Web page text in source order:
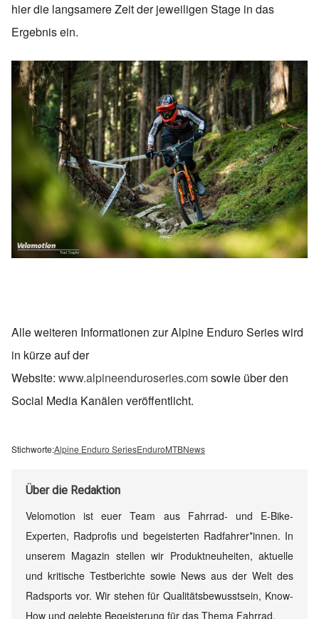
hier die langsamere Zeit der jeweiligen Stage in das
Ergebnis ein.
Alle weiteren Informationen zur Alpine Enduro Series wird
in kürze auf der
Website: www.alpineenduroseries.comsowie über den
Social Media Kanälen veröffentlicht.
Stichworte:Alpine Enduro SeriesEnduroMTBNews
Überdie Redaktion
Velomotion ist euer Team aus Fahrrad- und E-Bike-
Experten, Radprofis und begeisterten Radfahrer*innen. In
unserem Magazin stellen wir Produktneuheiten, aktuelle
und kritische Testberichte sowie News aus der Welt des
Radsports vor. Wir stehen für Qualitätsbewusstsein, Know-
How und gelebte Begeisterung für das Thema Fahrrad.